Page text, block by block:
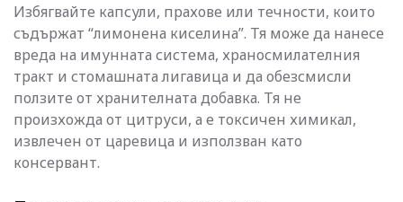
Избягвайте капсули, прахове или течности, които
съдържат “лимонена киселина”. Тя може да нанесе
вреда на имунната система, храносмилателния
тракт и стомашната лигавица и да обезсмисли
ползите от хранителната добавка. Тя не
произхожда от цитруси, а е токсичен химикал,
извлечен от царевица и използван като
консервант.